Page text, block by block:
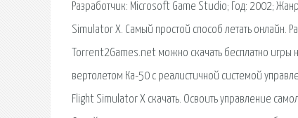
Разработчик: Microsoft Game Studio; Год: 2002;
Simulator X. Самый простой способ летать онлайн.
Torrent2Games.net можно скачать бесплатно игры
вертолетом Ка-50 с реалистичной системой
Flight Simulator X скачать. Освоить управление